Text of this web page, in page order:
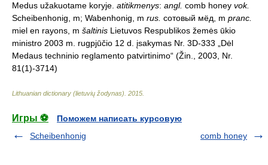
Medus užakuotame koryje. atitikmenys: angl. comb honey vok.
Scheibenhonig, m; Wabenhonig, m rus. сотовый мёд, m pranc.
miel en rayons, m šaltinis Lietuvos Respublikos žemės ūkio
ministro 2003 m. rugpjūčio 12 d. įsakymas Nr. 3D-333 „Dėl
Medaus techninio reglamento patvirtinimo“ (Žin., 2003, Nr.
81(1)-3714)
Lithuanian dictionary (lietuvių žodynas) 2015
Игры ⚽
Поможем написать курсовую
Scheibenhonig
comb honey